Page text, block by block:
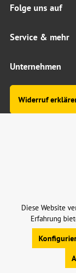
Folge uns auf
Service & mehr
Unternehmen
Widerruf
© 2023
Diese Website
Erfahrung